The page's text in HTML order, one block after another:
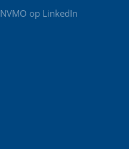
NVMO op LinkedIn